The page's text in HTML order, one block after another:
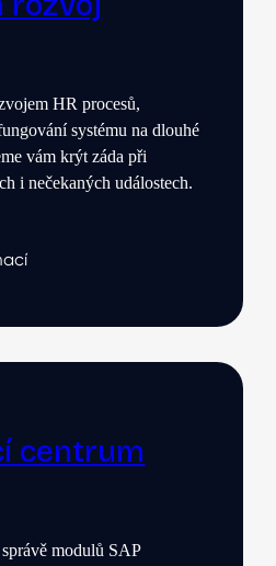
HR procesů,
systému na dlouhé
vám krýt záda při
i nečekaných událostech.
centrum
modulů SAP